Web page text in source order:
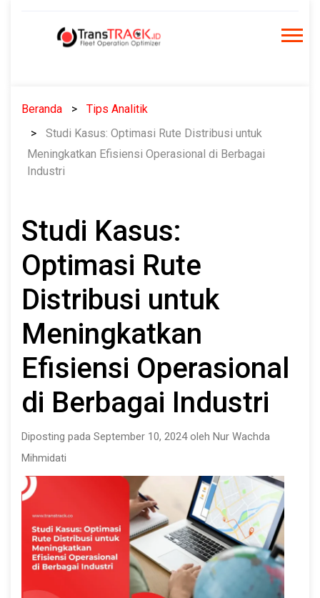
Beranda
Tips Analitik
Studi Kasus: Optimasi Rute Distribusi untuk
Meningkatkan Efisiensi Operasional di Berbagai
Industri
Studi Kasus:
Optimasi Rute
Distribusi untuk
Meningkatkan
Efisiensi Operasional
di Berbagai Industri
Diposting pada September 10, 2024 oleh Nur Wachda
Mihmidati